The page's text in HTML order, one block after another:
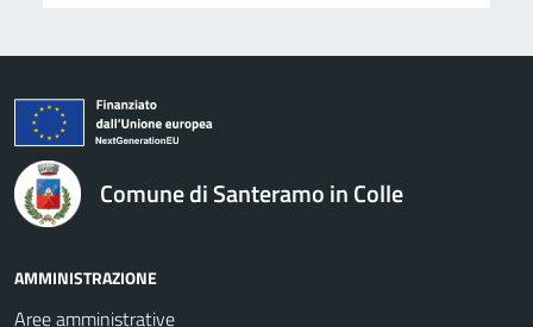
logo Unione Europea
Comune di Santeramo in Colle
AMMINISTRAZIONE
Aree amministrative